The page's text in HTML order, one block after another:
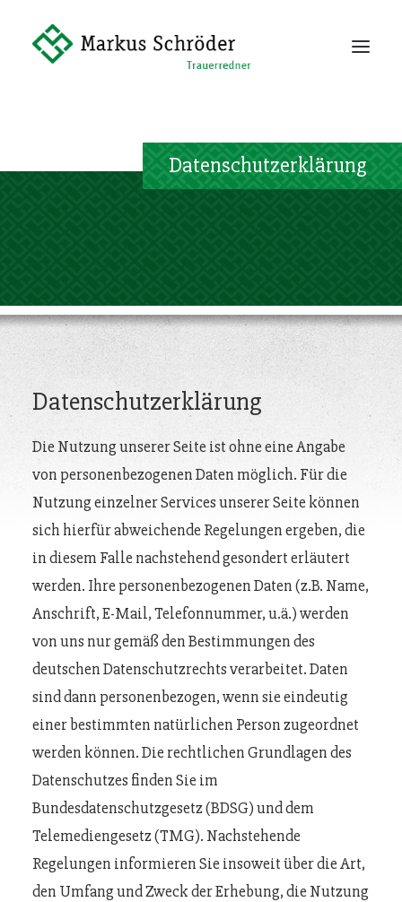
Datenschutzerklärung
Datenschutzerklärung
Die Nutzung unserer Seite ist ohne eine Angabe
von personenbezogenen Daten möglich. Für die
Nutzung einzelner Services unserer Seite können
sich hierfür abweichende Regelungen ergeben, die
in diesem Falle nachstehend gesondert erläutert
werden. Ihre personenbezogenen Daten (z.B. Name,
Anschrift, E-Mail, Telefonnummer, u.ä.) werden
von uns nur gemäß den Bestimmungen des
deutschen Datenschutzrechts verarbeitet. Daten
sind dann personenbezogen, wenn sie eindeutig
einer bestimmten natürlichen Person zugeordnet
werden können. Die rechtlichen Grundlagen des
Datenschutzes finden Sie im
Bundesdatenschutzgesetz (BDSG) und dem
Telemediengesetz (TMG). Nachstehende
Regelungen informieren Sie insoweit über die Art,
den Umfang und Zweck der Erhebung, die Nutzung